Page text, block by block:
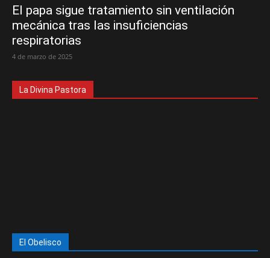
El papa sigue tratamiento sin ventilación
mecánica tras las insuficiencias
respiratorias
4 de marzo de 2025
La Divina Pastora
El Obelisco